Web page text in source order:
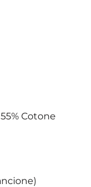
Cotone